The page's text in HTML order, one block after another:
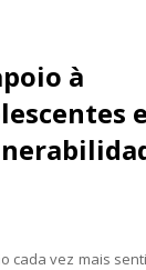
à
e
cada vez mais